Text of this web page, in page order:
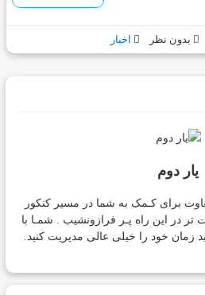
یار دوم
برای کـمک به شما در مسیر کنکور
تر در این راه پـر فرازونشیب . شمـا با
زمان خود را خیلی عالی مدیریت کنید.
بدون نظر اخبار